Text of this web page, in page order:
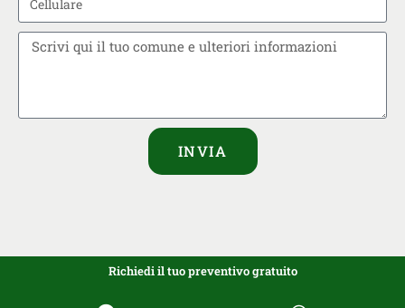
INVIA
Richiedi il tuo preventivo gratuito